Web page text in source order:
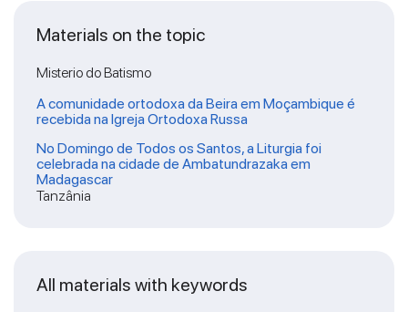
Materials on the topic
Misterio do Batismo
A comunidade ortodoxa da Beira em Moçambique é
recebida na Igreja Ortodoxa Russa
No Domingo de Todos os Santos, a Liturgia foi
celebrada na cidade de Ambatundrazaka em
Madagascar
Tanzânia
All materials with keywords